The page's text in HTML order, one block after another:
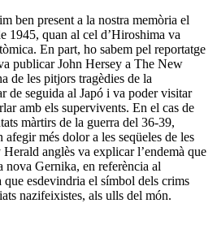
ben present a la nostra memòria el
1945, quan al cel d’Hiroshima va
En part, ho sabem pel reportatge
publicarJohn Hersey a The New
de les pitjors tragèdies de la
de seguida al Japó i va poder visitar
amb els supervivents. En el cas de
màrtirs de la guerra del 36-39,
més dolor a les seqüeles de les
anglès va explicar l’endemà que
nova Gernika, en referència al
esdevindria el símbol dels crims
nazifeixistes, als ulls del món.